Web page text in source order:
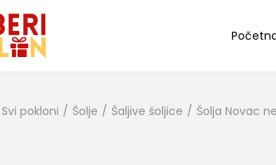
Svi pokloni / Šolje / Šaljive šoljice / Šolja Novac